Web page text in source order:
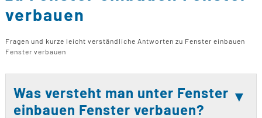
verbauen
Fragen und kurze leicht verständliche Antworten zu Fenster einbauen
Fenster verbauen
Was versteht man unter Fenster
einbauen Fenster verbauen?